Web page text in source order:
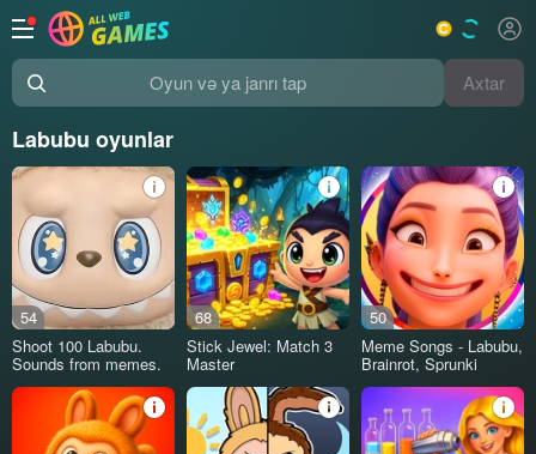
Oyun və ya janrı tap Axtar
Labubu oyunlar
54
Shoot 100 Labubu.
Sounds from memes.
68
Stick Jewel: Match 3
Master
50
Meme Songs - Labubu,
Brainrot, Sprunki